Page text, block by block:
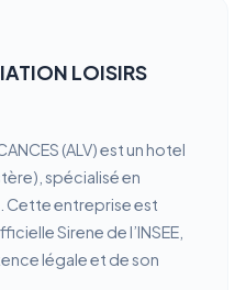
LOISIRS
(ALV) est un hotel
spécialisé en
entreprise est
Sirene de l’INSEE,
légale et de son